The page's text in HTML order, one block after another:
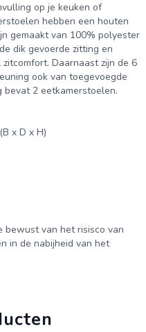
op je keuken of
hebben een houten
gemaakt van 100% polyester
dik gevoerde zitting en
Daarnaast zijn de 6
ook van toegevoegde
2 eetkamerstoelen.
x D x H)
bewust van het risisco van
in de nabijheid van het